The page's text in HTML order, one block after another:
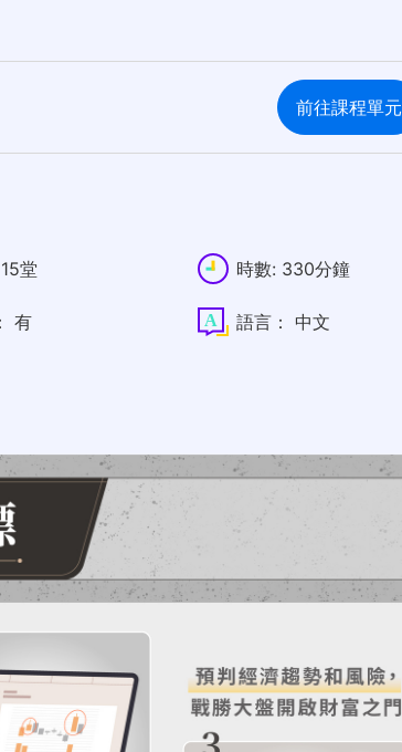
前往課程單元
15堂 時數: 330分鐘
有 語言： 中文